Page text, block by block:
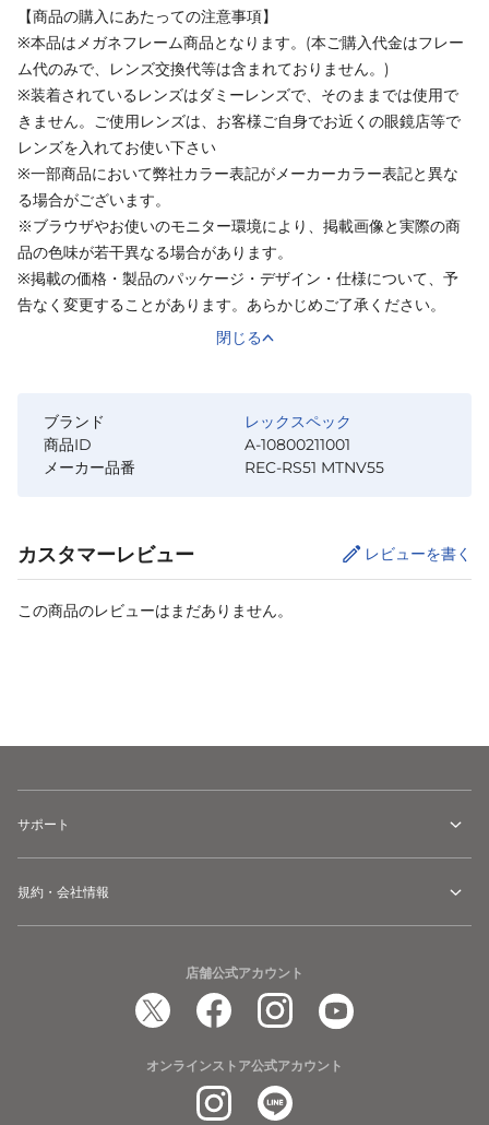
【商品の購入にあたっての注意事項】
※本品はメガネフレーム商品となります。(本ご購入代金はフレー
ム代のみで、レンズ交換代等は含まれておりません。)
※装着されているレンズはダミーレンズで、そのままでは使用で
きません。ご使用レンズは、お客様ご自身でお近くの眼鏡店等で
レンズを入れてお使い下さい
※一部商品において弊社カラー表記がメーカーカラー表記と異な
る場合がございます。
※ブラウザやお使いのモニター環境により、掲載画像と実際の商
品の色味が若干異なる場合があります。
※掲載の価格・製品のパッケージ・デザイン・仕様について、予
告なく変更することがあります。あらかじめご了承ください。
閉じる
ブランド
レックスペック
商品ID
A-10800211001
メーカー品番
REC-RS51 MTNV55
カスタマーレビュー レビューを書く
この商品のレビューはまだありません。
サポート
規約・会社情報
店舗公式アカウント
オンラインストア公式アカウント